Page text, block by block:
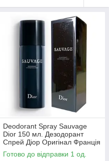
Deodorant Spray Sauvage
Dior 150 мл. Дезодорант
Спрей Діор Оригінал Франція
Готово до відправки 1 од.